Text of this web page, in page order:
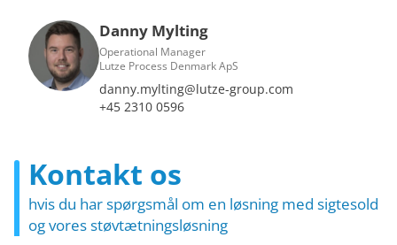
Danny Mylting
Operational Manager
Lutze Process Denmark ApS
danny.mylting@lutze-group.com
+45 2310 0596
Kontakt os
hvis du har spørgsmål om en løsning med sigtesold
og vores støvtætningsløsning